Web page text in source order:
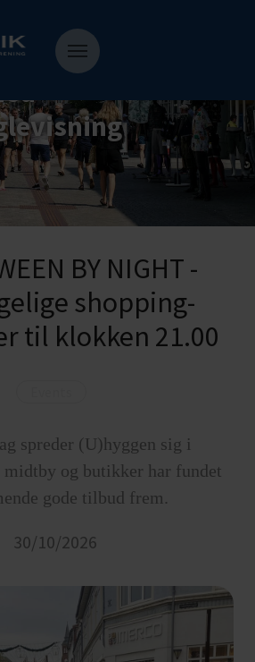
BY NIGHT -
shopping-
til klokken 21.00
spreder (U)hyggen sig i
midtby og butikker har fundet
gode tilbud frem.
30/10/2026